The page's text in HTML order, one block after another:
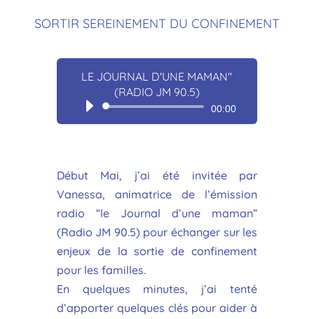
SORTIR SEREINEMENT DU CONFINEMENT
LE JOURNAL D'UNE MAMAN"
(RADIO JM 90.5)
Lecteur
audio
00:00
Début Mai, j’ai été invitée par
Vanessa, animatrice de l’émission
radio “le Journal d’une maman”
(Radio JM 90.5) pour échanger sur les
enjeux de la sortie de confinement
pour les familles.
En quelques minutes, j’ai tenté
d’apporter quelques clés pour aider à